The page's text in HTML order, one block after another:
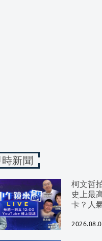
新聞
柯文哲
史上最
卡？人
擺不平